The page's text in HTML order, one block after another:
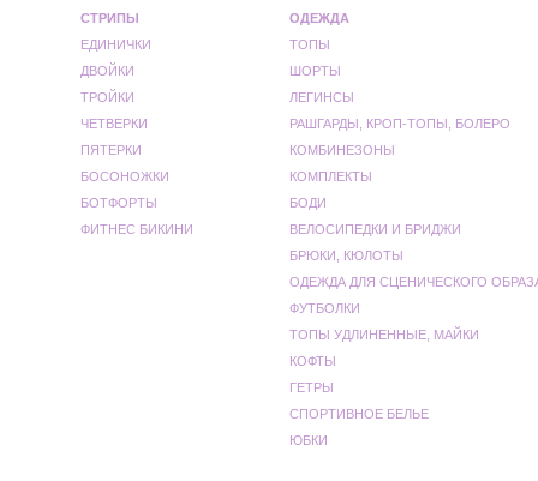
СТРИПЫ
ЕДИНИЧКИ
ДВОЙКИ
ТРОЙКИ
ЧЕТВЕРКИ
ПЯТЕРКИ
БОСОНОЖКИ
БОТФОРТЫ
ФИТНЕС БИКИНИ
ОДЕЖДА
ТОПЫ
ШОРТЫ
ЛЕГИНСЫ
РАШГАРДЫ, КРОП-ТОПЫ, БОЛЕРО
КОМБИНЕЗОНЫ
КОМПЛЕКТЫ
БОДИ
ВЕЛОСИПЕДКИ И БРИДЖИ
БРЮКИ, КЮЛОТЫ
ОДЕЖДА ДЛЯ СЦЕНИЧЕСКОГО
ФУТБОЛКИ
ТОПЫ УДЛИНЕННЫЕ, МАЙКИ
КОФТЫ
ГЕТРЫ
СПОРТИВНОЕ БЕЛЬЕ
ЮБКИ